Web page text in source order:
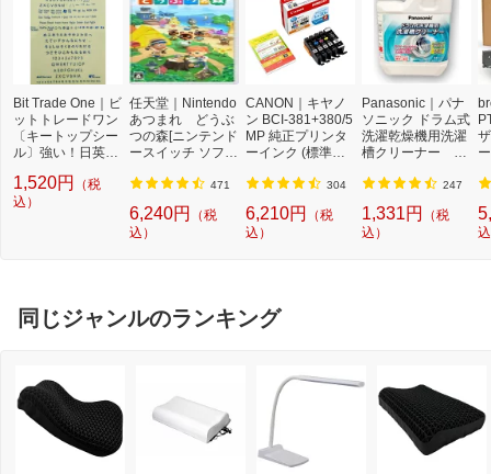
Bit Trade One｜ビ
ットトレードワン
〔キートップシー
ル〕強い！日英対
プシールセット ブ
ルー DYKTSBL
1,520円
（税
込）
任天堂｜Nintendo
あつまれ どうぶ
つの森[ニンテンド
ースイッチ ソフ
471
6,240円
（税
込）
CANON｜キヤノ
ン BCI-381+380/5
MP 純正プリンタ
ーインク (標準容
3813805MP] 304
6,210円
（税
込）
Panasonic｜パナ
ソニック ドラム式
洗濯乾燥機用洗濯
槽クリーナー N-
機 洗浄 洗剤 750m
l NW2]【rb_pcp】
247
1,331円
（税
込）
T
同じジャンルのランキング